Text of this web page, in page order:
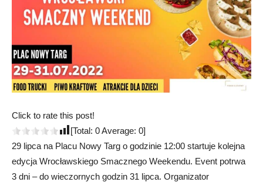
Click to rate this post!
[Total: 0Average: 0]
29 lipca na Placu Nowy Targ o godzinie 12:00 startuje kolejna
edycja Wrocławskiego Smacznego Weekendu. Event potrwa
3 dni – do wieczornych godzin 31 lipca. Organizator